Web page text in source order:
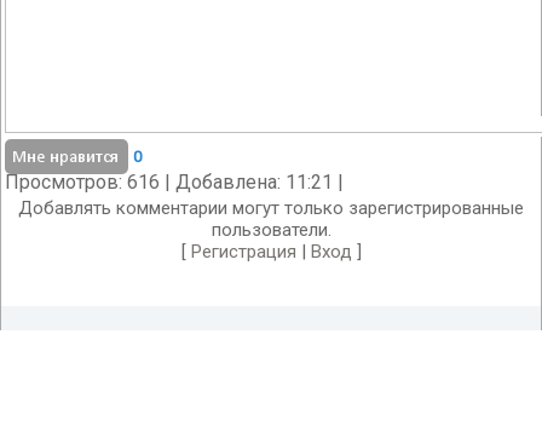
0
Просмотров: 616 | Добавлена: 11:21 |
Добавлять комментарии могут только зарегистрированные
пользователи.
[ Регистрация | Вход ]